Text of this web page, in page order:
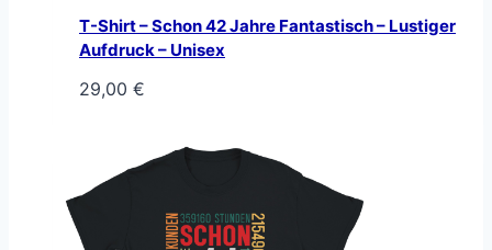
T-Shirt – Schon 42 Jahre Fantastisch – Lustiger
Aufdruck – Unisex
29,00 €